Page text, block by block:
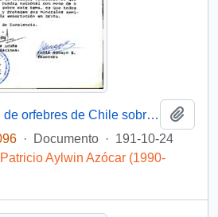
[Carta de asociación de orfebres de Chile sobre exportación de lapislazuli]
· Documento · 191-10-24
Aylwin Azócar (1990-